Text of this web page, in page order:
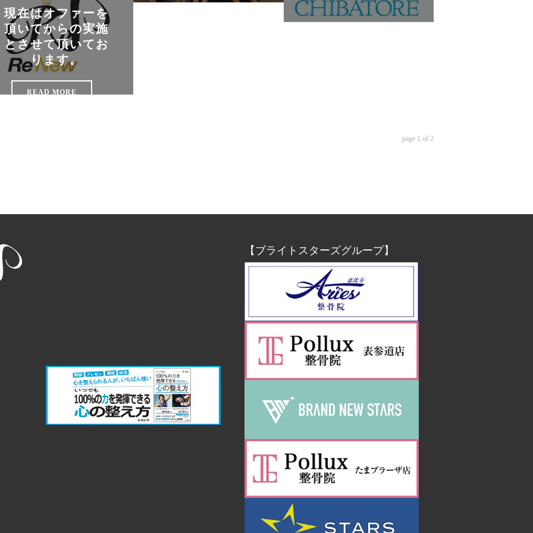
現在はオファーを
頂いてからの実施
とさせて頂いてお
ります。
READ MORE
page 1 of 2
【ブライトスターズグループ】